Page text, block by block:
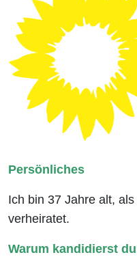
Persönliches
Ich bin 37 Jahre alt,
verheiratet.
Warum kandidierst